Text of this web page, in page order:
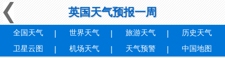
英国天气预报一周
全国天气 世界天气 旅游天气
历史天气
卫星云图
机场天气 天气预警 中国地图